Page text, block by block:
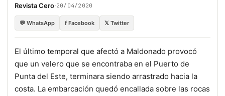
Revista Cero·20/04/2020
💬 WhatsApp f Facebook 𝕏 Twitter
El último temporal que afectó a Maldonado provocó
que un velero que se encontraba en el Puerto de
Punta del Este, terminara siendo arrastrado hacia la
costa. La embarcación quedó encallada sobre las rocas